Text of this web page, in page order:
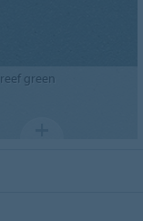
reef green